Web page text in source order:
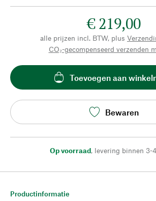
€ 219,00
alle prijzen incl. BTW, plus
CO₂-gecompenseerd verzenden
Toevoegen aan
Bewaren
Op voorraad, levering binnen 3-
Productinformatie